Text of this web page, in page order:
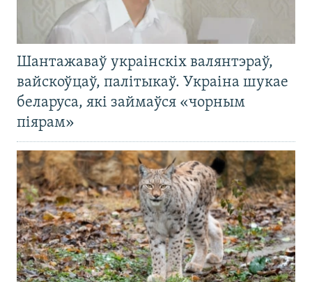
Шантажаваў украінскіх валянтэраў,
вайскоўцаў, палітыкаў. Украіна шукае
беларуса, які займаўся «чорным
піярам»